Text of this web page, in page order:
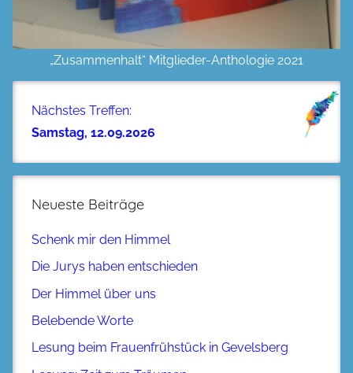
„Zusammenhalt“ Mitglieder-Anthologie 2021
Nächstes Treffen:
Samstag, 12.09.2026
Neueste Beiträge
Schenk mir den Himmel
Die Jurys haben entschieden
Der Himmel über uns
Belebende Worte
Lesung beim Frauenfrühstück in Gevelsberg